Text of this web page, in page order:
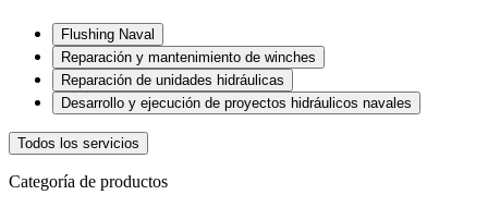
Flushing Naval
Reparación y mantenimiento de winches
Reparación de unidades hidráulicas
Desarrollo y ejecución de proyectos hidráulicos navales
Todos los servicios
Categoría de productos